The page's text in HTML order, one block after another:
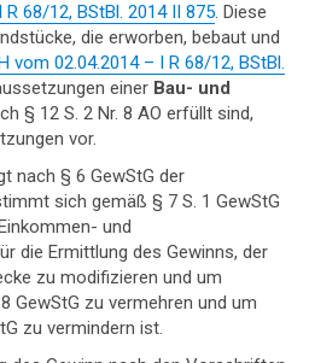
68/12, BStBl. 2014 II 875. Diese
die erworben, bebaut und
vom 02.04.2014 – I R 68/12, BStBl.
einer Bau- und
§ 12 S. 2 Nr. 8 AO erfüllt sind,
vor.
nach § 6 GewStG der
sich gemäß § 7 S. 1 GewStG
und
die Ermittlung des Gewinns, der
zu modifizieren und um
GewStG zu vermehren und um
zu vermindern ist.